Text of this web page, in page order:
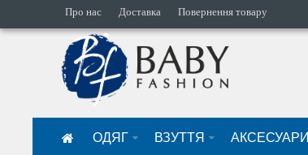
Про нас Доставка Повернення товару
ОДЯГ ВЗУТТЯ АКСЕСУАРИ